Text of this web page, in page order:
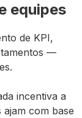
equipes
de KPI,
—
incentiva a
com base